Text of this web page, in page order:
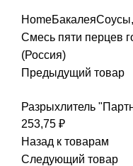
HomeБакалея
Смесь пяти перцев
(Россия)
Предыдущий товар
Разрыхлитель
253,75 ₽
Назад к товарам
Следующий товар